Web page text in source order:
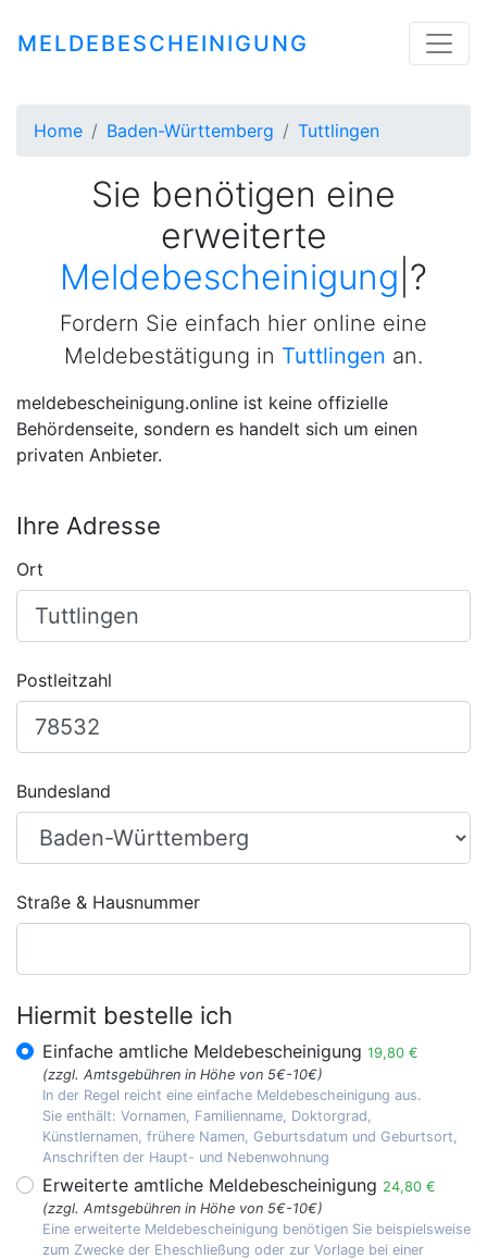
MELDEBESCHEINIGUNG
Home Baden-Württemberg Tuttlingen
Sie benötigen eine
erweiterte
Meldebescheinigun| ?
Fordern Sie einfach hier online eine
Meldebestätigung in Tuttlingen an.
meldebescheinigung.online ist keine offizielle
Behördenseite, sondern es handelt sich um einen
privaten Anbieter.
Ihre Adresse
Ort
Postleitzahl
Bundesland
Straße & Hausnummer
Hiermit bestelle ich
Einfache amtliche Meldebescheinigung 19,80 €
(zzgl. Amtsgebühren in Höhe von 5€-10€)
In der Regel reicht eine einfache Meldebescheinigung aus.
Sie enthält: Vornamen, Familienname, Doktorgrad,
Künstlernamen, frühere Namen, Geburtsdatum und Geburtsort,
Anschriften der Haupt- und Nebenwohnung
Erweiterte amtliche Meldebescheinigung 24,80 €
(zzgl. Amtsgebühren in Höhe von 5€-10€)
Eine erweiterte Meldebescheinigung benötigen Sie beispielsweise
zum Zwecke der Eheschließung oder zur Vorlage bei einer